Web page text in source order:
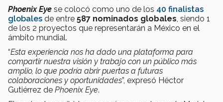
Phoenix Eye se colocó como uno de los 40 finalistas
globales de entre 587 nominados globales , siendo 1
de los 2 proyectos que representarán a México en el
ámbito mundial.
“Esta experiencia nos ha dado una plataforma para
compartir nuestra visión y trabajo con un público más
amplio, lo que podría abrir puertas a futuras
colaboraciones y oportunidades”, expresó Héctor
Gutiérrez de Phoenix Eye.